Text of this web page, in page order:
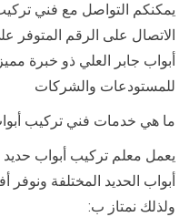
يمكنكم التواصل مع فني
الاتصال على الرقم المتوفر
أبواب جابر العلي ذو خبرة
للمستودعات والشركات
ما هي خدمات فني تركيب
يعمل معلم تركيب أبواب حديد
أبواب الحديد المختلفة ونوفر
ولذلك نمتاز ب: